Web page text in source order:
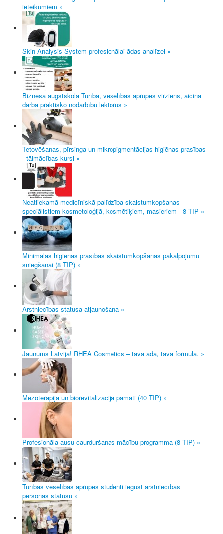
ieteikumiem »
Skin Analysis System profesionālai ādas analīzei »
Biznesa augstskola Turība, veselības aprūpes virziens, aicina
darbā praktisko nodarbību lektorus »
Tetovēšanas, pīrsinga un mikropigmentācijas higiēnas prasības
- tālmācības kursi »
Neatliekamā medicīniskā palīdzība skaistumkopšanas
speciālistiem kosmetoloģijā, kosmētiķiem, masieriem - 8 TIP »
Minimālās higiēnas prasības skaistumkopšanas pakalpojumu
sniegšanai (8 TIP) »
Ārstniecības statusa atjaunošana »
Jaunums Latvijā! RHEA Cosmetics – tava āda, tava formula. »
Mezoterapija un biorevitalizācija pamati (40 TIP) »
Profesionāla ausu caurduršanas mācību programma (8 TIP) »
Turības veselības aprūpes studenti iegūst ārstniecības
personas statusu »